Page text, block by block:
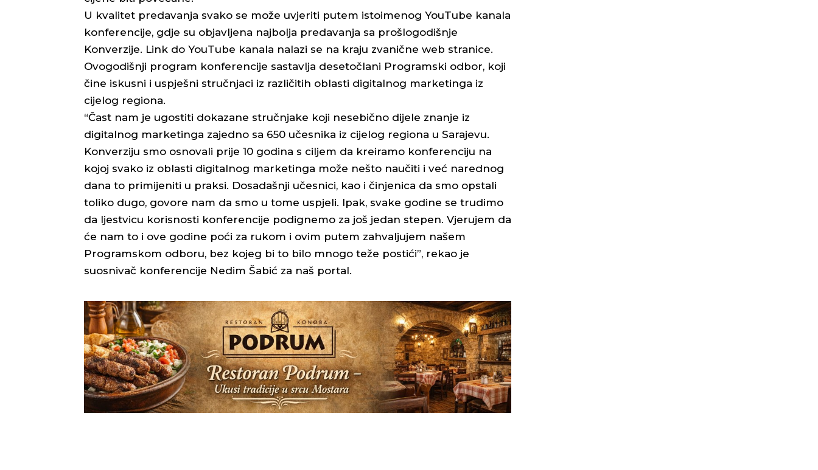
U kvalitet predavanja svako se može uvjeriti putem istoimenog YouTube kanala
konferencije, gdje su objavljena najbolja predavanja sa prošlogodišnje
Konverzije. Link do YouTube kanala nalazi se na kraju zvanične web stranice.
Ovogodišnji program konferencije sastavlja desetočlani Programski odbor, koji
čine iskusni i uspješni stručnjaci iz različitih oblasti digitalnog marketinga iz
cijelog regiona.
“Čast nam je ugostiti dokazane stručnjake koji nesebično dijele znanje iz
digitalnog marketinga zajedno sa 650 učesnika iz cijelog regiona u Sarajevu.
Konverziju smo osnovali prije 10 godina s ciljem da kreiramo konferenciju na
kojoj svako iz oblasti digitalnog marketinga može nešto naučiti i već narednog
dana to primijeniti u praksi. Dosadašnji učesnici, kao i činjenica da smo opstali
toliko dugo, govore nam da smo u tome uspjeli. Ipak, svake godine se trudimo
da ljestvicu korisnosti konferencije podignemo za još jedan stepen. Vjerujem da
će nam to i ove godine poći za rukom i ovim putem zahvaljujem našem
Programskom odboru, bez kojeg bi to bilo mnogo teže postići”, rekao je
suosnivač konferencije Nedim Šabić za naš portal.